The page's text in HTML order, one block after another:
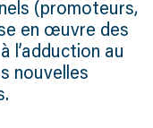
(promoteurs,
en œuvre des
l’adduction au
nouvelles